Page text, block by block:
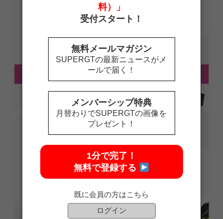
料）」
受付スタート！
無料メールマガジン
SUPERGTの最新ニュースがメ
ールで届く！
メンバーシップ特典
月替わりでSUPERGTの画像を
プレゼント！
1分で完了！
無料で登録する
既に会員の方はこちら
ログイン